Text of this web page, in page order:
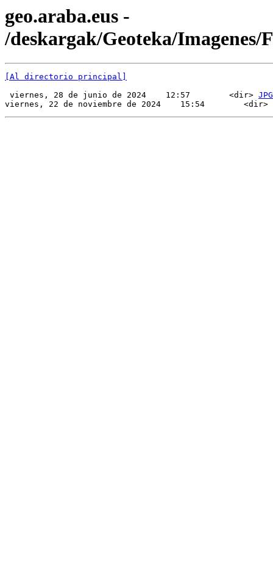
geo.araba.eus -
/deskargak/Geoteka/Imagenes/
[Al directorio principal]
viernes, 28 de junio de 2024    12:57        <dir> JPG
viernes, 22 de noviembre de 2024    15:54        <dir>